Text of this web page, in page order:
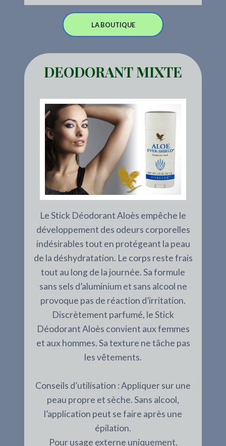
LA BOUTIQUE
DEODORANT MIXTE
Le Stick Déodorant Aloès empêche le
développement des odeurs corporelles
indésirables tout en protégeant la peau
de la déshydratation. Le corps reste frais
tout au long de la journée. Sa formule
sans sels d’aluminium et sans alcool ne
provoque pas de réaction d’irritation.
Discrètement parfumé, le Stick
Déodorant Aloès convient aux femmes
et aux hommes. Sa texture ne tâche pas
les vêtements.
Conseils d’utilisation : Appliquer sur une
peau propre et sèche. Sans alcool,
l’application peut se faire après une
épilation.
Pour usage externe uniquement.